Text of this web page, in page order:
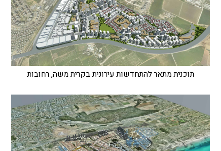
תוכנית מתאר להתחדשות עירונית בקרית משה, רחובות